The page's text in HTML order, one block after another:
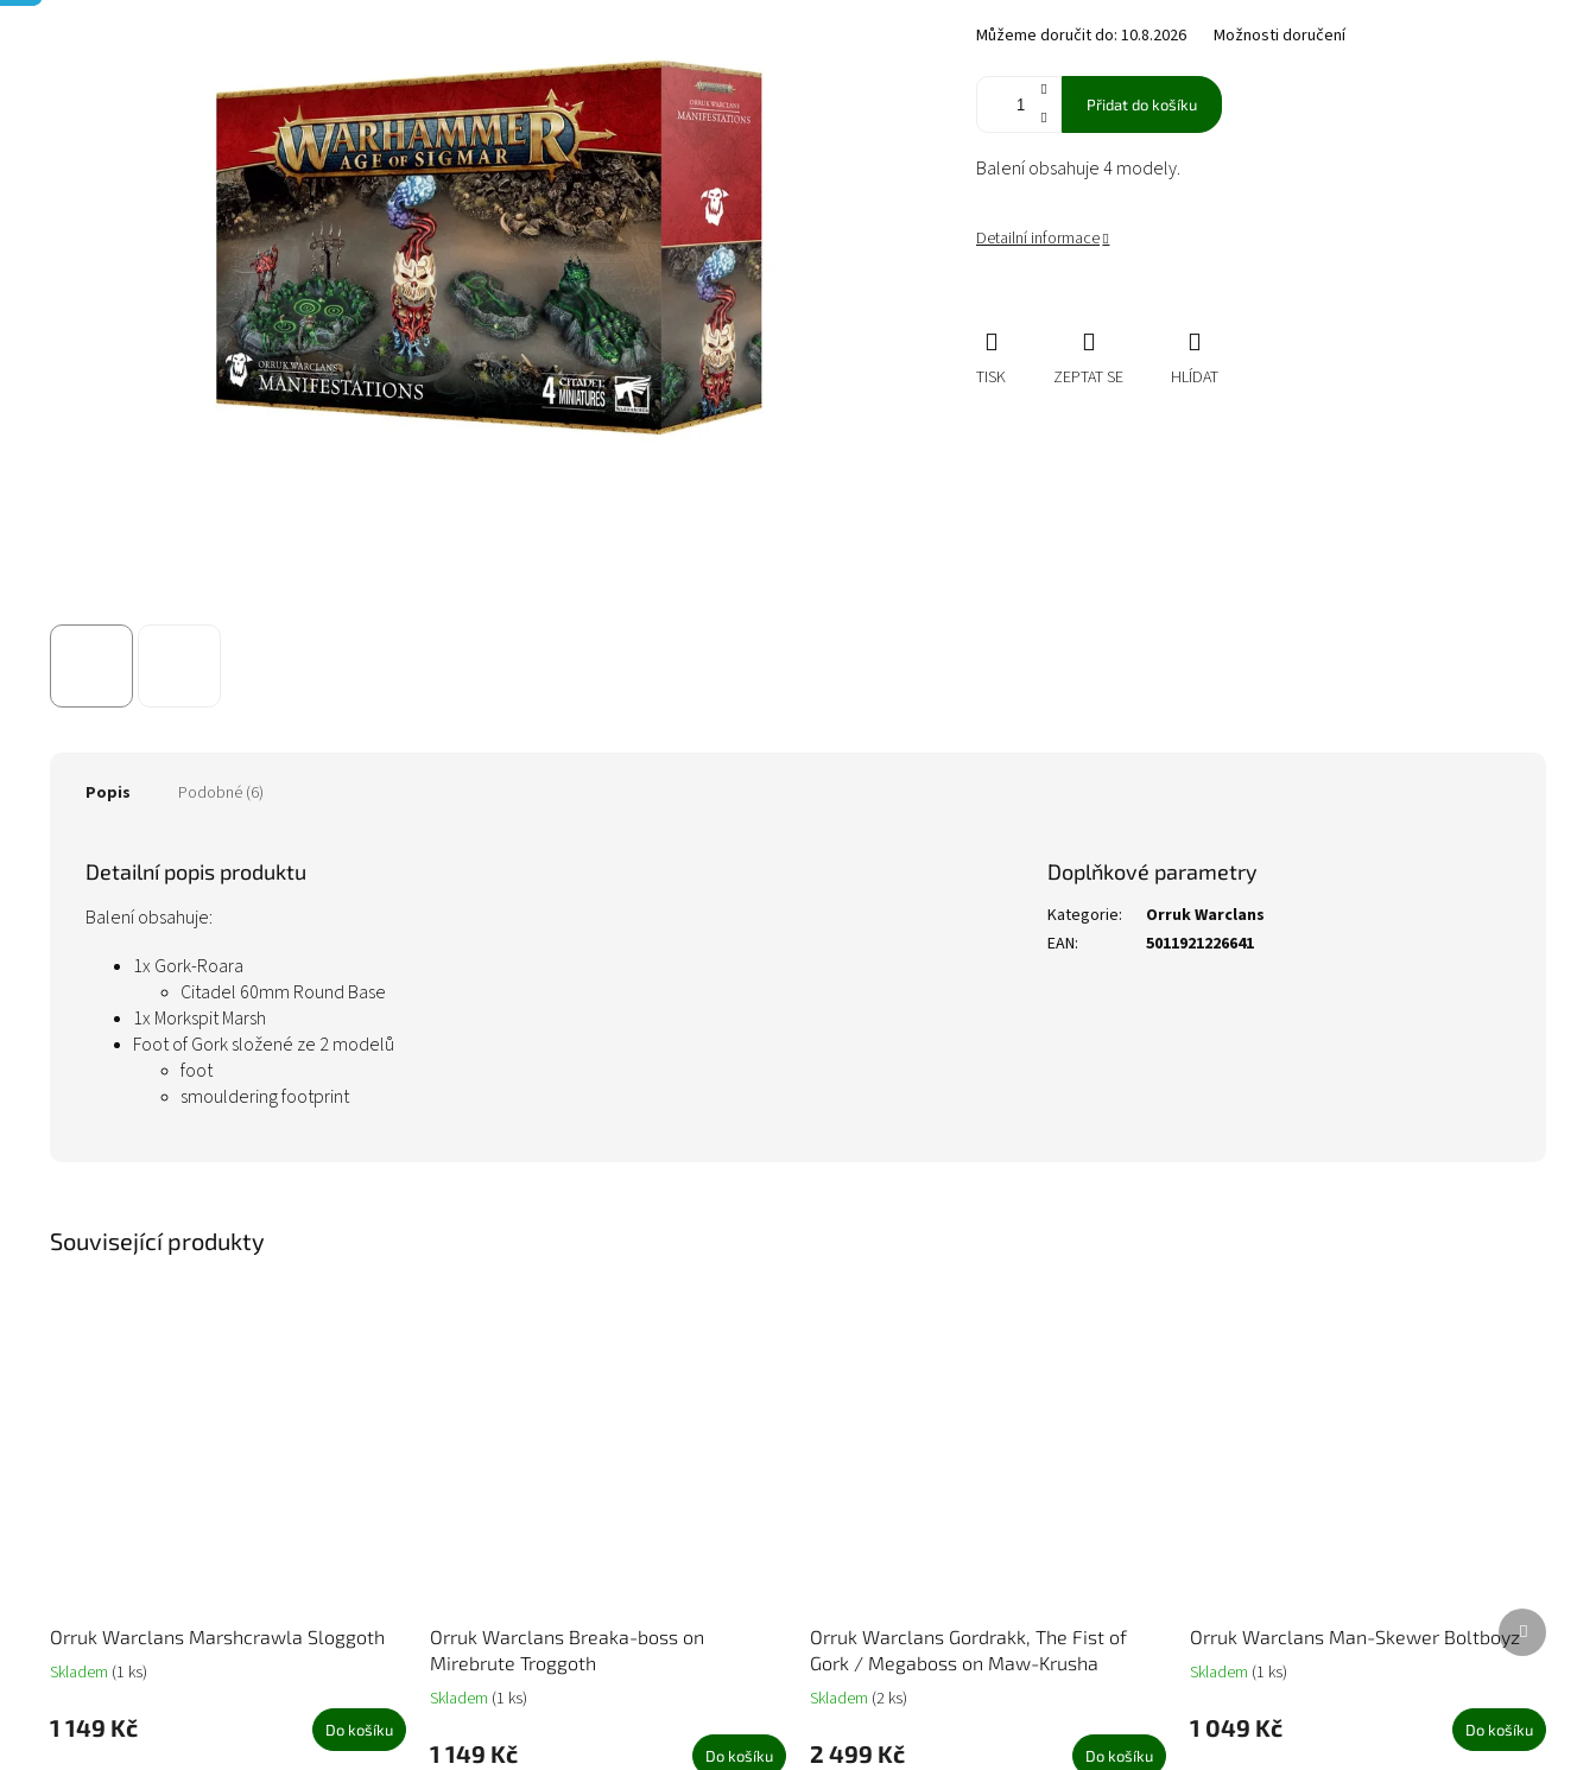
Můžeme doručit do: 10.8.2026 Možnosti doručení
Přidat do košíku
Balení obsahuje 4 modely.
Detailní informace
TISK ZEPTAT SE HLÍDAT
Související produkty
Orruk Warclans Marshcrawla Sloggoth
Skladem (1 ks)
1 149 Kč Do košíku
Orruk Warclans Breaka-boss on
Mirebrute Troggoth
Skladem (1 ks)
1 149 Kč Do košíku
Orruk Warclans Gordrakk, The Fist of
Gork / Megaboss on Maw-Krusha
Skladem (2 ks)
2 499 Kč Do košíku
Orruk Warclans Man-Skewer Boltboyz
Skladem (1 ks)
1 049 Kč Do košíku
Další
produkt
Popis Podobné (6)
Detailní popis produktu
Balení obsahuje:
1x Gork-Roara
Citadel 60mm Round Base
1x Morkspit Marsh
Foot of Gork složené ze 2 modelů
foot
smouldering footprint
Doplňkové parametry
Kategorie:
Orruk Warclans
EAN: 5011921226641